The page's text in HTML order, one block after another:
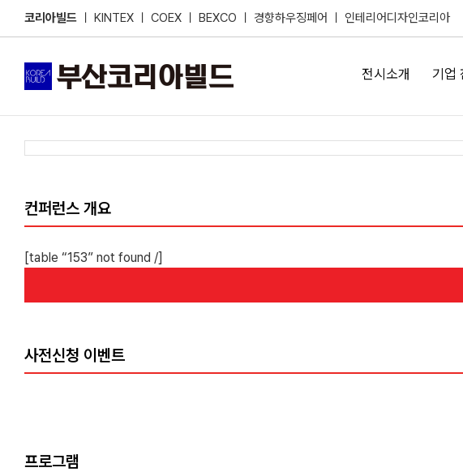
코리아빌드 ㅣ KINTEX ㅣ COEX ㅣ BEXCO ㅣ 경향하우징페어 ㅣ 인테리어디자인코리아
전시소개 기업
컨퍼런스 개요
[table “153” not found /]
사전신청 이벤트
프로그램